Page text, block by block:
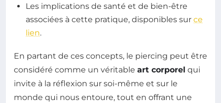
Les implications de santé et de bien-être
associées à cette pratique, disponibles sur ce
lien.
En partant de ces concepts, le piercing peut être
considéré comme un véritable art corporel qui
invite à la réflexion sur soi-même et sur le
monde qui nous entoure, tout en offrant une